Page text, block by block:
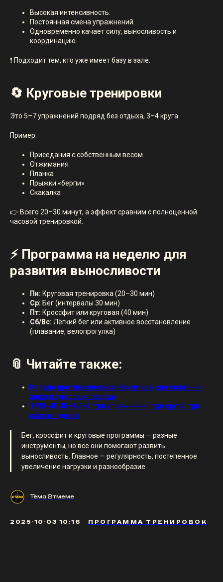
Высокая интенсивность.
Постоянная смена упражнений.
Одновременно качает силу, выносливость и
координацию.
❗ Подходит тем, кто уже имеет базу в зале.
🔄 Круговые тренировки
Это 5–7 упражнений подряд без отдыха, 3–4 круга.
Пример:
Приседания с собственным весом
Отжимания
Планка
Прыжки «берпи»
Скакалка
👉 Всего 20–30 минут, а эффект сравним с полноценной
часовой тренировкой.
⚡ Программа на неделю для
развития выносливости
Пн: Круговая тренировка (20–30 мин)
Ср: Бег (интервалы 30 мин)
Пт: Кроссфит или круговая (40 мин)
Сб/Вс: Лёгкий бег или активное восстановление
(плавание, велопрогулка)
📎 Читайте также:
Кардио против силовых: что лучше для сжигания
жира и здоровья сердца
ТРЕНИРОВКА 3×3: три упражнения, три круга, три
раза в неделю
Бег, кроссфит и круговые программы — разные
инструменты, но все они помогают развить
выносливость. Главное — регулярность, постепенное
увеличение нагрузки и разнообразие.
Тёма Втмеме
2025-10-03 10:16 ПРОГРАММА ТРЕНИРОВОК